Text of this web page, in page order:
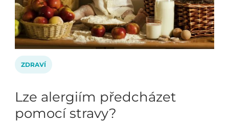
ZDRAVÍ
Lze alergiím předcházet
pomocí stravy?